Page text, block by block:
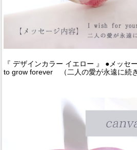
『 デザインカラー イエロー 』 ●メッセ
to grow forever （二人の愛が永遠に続き